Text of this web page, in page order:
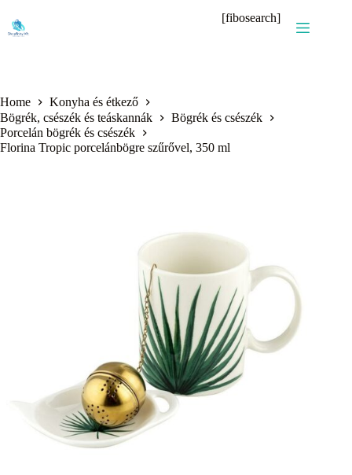
content
[fibosearch]
Home
Konyha és étkező
Bögrék, csészék és teáskannák
Bögrék és csészék
Porcelán bögrék és csészék
Florina Tropic porcelánbögre szűrővel, 350 ml